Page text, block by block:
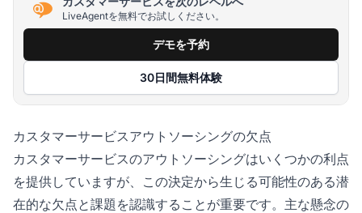
LiveAgentを無料でお試しください。
デモを予約
30日間無料体験
カスタマーサービスアウトソーシングの欠点
カスタマーサービスのアウトソーシングはいくつかの利点
を提供していますが、この決定から生じる可能性のある潜
在的な欠点と課題を認識することが重要です。主な懸念の